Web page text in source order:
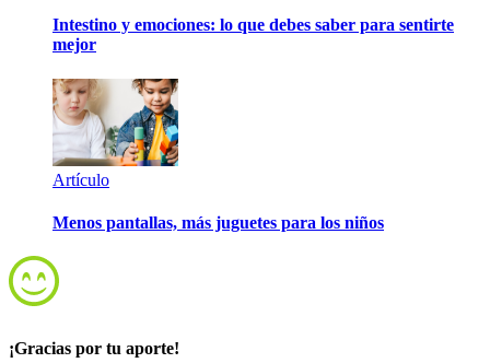
Intestino y emociones: lo que debes saber para sentirte
mejor
Artículo
Menos pantallas, más juguetes para los niños
¡Gracias por tu aporte!